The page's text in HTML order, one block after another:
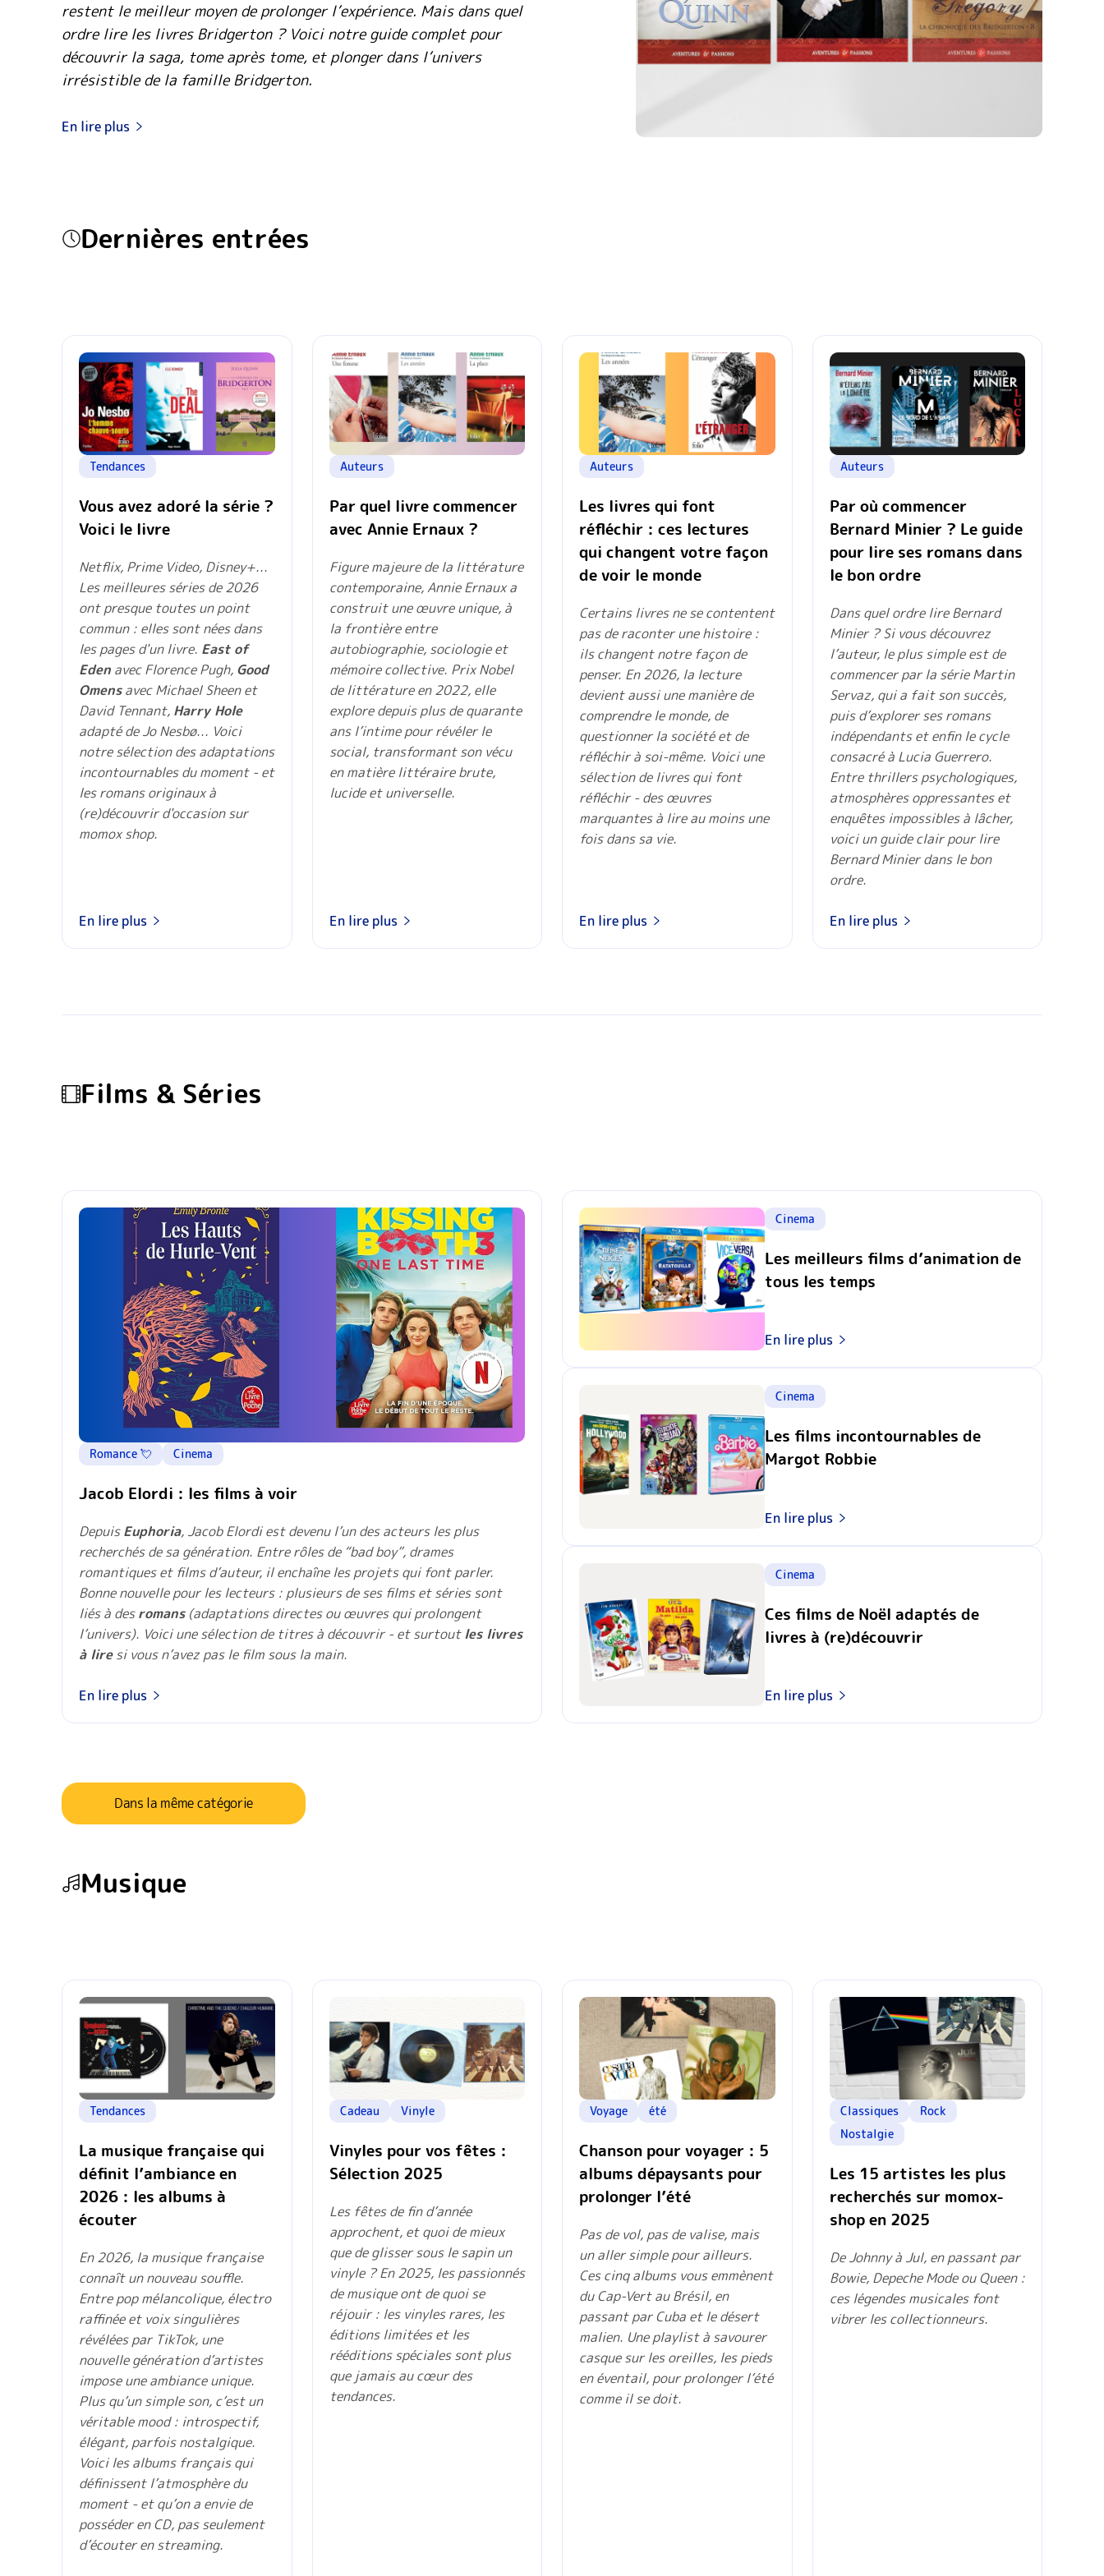
restent le meilleur moyen de prolonger l’expérience. Mais dans quel
ordre lire les livres Bridgerton ? Voici notre guide complet pour
découvrir la saga, tome après tome, et plonger dans l’univers
irrésistible de la famille Bridgerton.
En lire plus
Dernières entrées
Tendances
Vous avez adoré la série ?
Voici le livre
Netflix, Prime Video, Disney+...
Les meilleures séries de 2026
ont presque toutes un point
commun : elles sont nées dans
les pages d'un livre. East of
Eden avec Florence Pugh, Good
Omensavec Michael Sheen et
David Tennant, Harry Hole
adapté de Jo Nesbø... Voici
notre sélection des adaptations
incontournables du moment - et
les romans originaux à
(re)découvrir d'occasion sur
momox shop.
En lire plus
Auteurs
Par quel livre commencer
avec Annie Ernaux ?
Figure majeure de la littérature
contemporaine, Annie Ernaux a
construit une œuvre unique, à
la frontière entre
autobiographie, sociologie et
mémoire collective. Prix Nobel
de littérature en 2022, elle
explore depuis plus de quarante
ans l’intime pour révéler le
social, transformant son vécu
en matière littéraire brute,
lucide et universelle.
En lire plus
Auteurs
Les livres qui font
réfléchir : ces lectures
qui changent votre façon
de voir le monde
Certains livres ne se contentent
pas de raconter une histoire :
ils changent notre façon de
penser. En 2026, la lecture
devient aussi une manière de
comprendre le monde, de
questionner la société et de
réfléchir à soi-même. Voici une
sélection de livres qui font
réfléchir - des œuvres
marquantes à lire au moins une
fois dans sa vie.
En lire plus
Auteurs
Par où commencer
Bernard Minier ? Le guide
pour lire ses romans dans
le bon ordre
Dans quel ordre lire Bernard
Minier ? Si vous découvrez
l’auteur, le plus simple est de
commencer par la série Martin
Servaz, qui a fait son succès,
puis d’explorer ses romans
indépendants et enfin le cycle
consacré à Lucia Guerrero.
Entre thrillers psychologiques,
atmosphères oppressantes et
enquêtes impossibles à lâcher,
voici un guide clair pour lire
Bernard Minier dans le bon
ordre.
En lire plus
Films & Séries
Romance 💘 Cinema
Jacob Elordi : les films à voir
DepuisEuphoria, Jacob Elordi est devenu l’un des acteurs les plus
recherchés de sa génération. Entre rôles de “bad boy”, drames
romantiques et films d’auteur, il enchaîne les projets qui font parler.
Bonne nouvelle pour les lecteurs : plusieurs de ses films et séries sont
liés à desromans(adaptations directes ou œuvres qui prolongent
l’univers). Voici une sélection de titres à découvrir - et surtout les livres
à liresi vous n’avez pas le film sous la main.
En lire plus
Cinema
Les meilleurs films d’animation de
tous les temps
En lire plus
Cinema
Les films incontournables de
Margot Robbie
En lire plus
Cinema
Ces films de Noël adaptés de
livres à (re)découvrir
En lire plus
Dans la même catégorie
Musique
Tendances
La musique française qui
définit l’ambiance en
2026 : les albums à
écouter
En 2026, la musique française
connaît un nouveau souffle.
Entre pop mélancolique, électro
raffinée et voix singulières
révélées par TikTok, une
nouvelle génération d’artistes
impose une ambiance unique.
Plus qu’un simple son, c’est un
véritable mood : introspectif,
élégant, parfois nostalgique.
Voici les albums français qui
définissent l’atmosphère du
moment - et qu’on a envie de
posséder en CD, pas seulement
d’écouter en streaming.
Cadeau Vinyle
Vinyles pour vos fêtes :
Sélection 2025
Les fêtes de fin d’année
approchent, et quoi de mieux
que de glisser sous le sapin un
vinyle ? En 2025, les passionnés
de musique ont de quoi se
réjouir : les vinyles rares, les
éditions limitées et les
rééditions spéciales sont plus
que jamais au cœur des
tendances.
Voyage été
Chanson pour voyager : 5
albums dépaysants pour
prolonger l’été
Pas de vol, pas de valise, mais
un aller simple pour ailleurs.
Ces cinq albums vous emmènent
du Cap-Vert au Brésil, en
passant par Cuba et le désert
malien. Une playlist à savourer
casque sur les oreilles, les pieds
en éventail, pour prolonger l’été
comme il se doit.
Classiques
Rock
Nostalgie
Les 15 artistes les plus
recherchés sur momox-
shop en 2025
De Johnny à Jul, en passant par
Bowie, Depeche Mode ou Queen :
ces légendes musicales font
vibrer les collectionneurs.